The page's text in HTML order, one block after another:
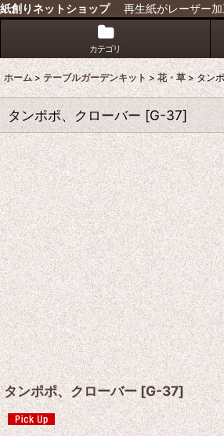
紙創りネットショップ再生紙がレーザー加
カテゴリ
ホーム > テーブルガーデンキット > 花・草 > タン
タンポポ、クローバー [G-37]
タンポポ、クローバー[G-37]